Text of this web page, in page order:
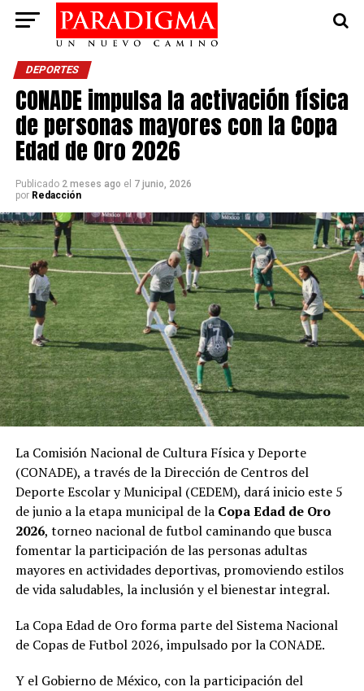
DEPORTES
CONADE impulsa la activación física
de personas mayores con la Copa
Edad de Oro 2026
Publicado 2 meses ago el 7 junio, 2026
por Redacción
La Comisión Nacional de Cultura Física y Deporte
(CONADE), a través de la Dirección de Centros del
Deporte Escolar y Municipal (CEDEM), dará inicio este 5
de junio a la etapa municipal de la Copa Edad de Oro
2026, torneo nacional de futbol caminando que busca
fomentar la participación de las personas adultas
mayores en actividades deportivas, promoviendo estilos
de vida saludables, la inclusión y el bienestar integral.
La Copa Edad de Oro forma parte del Sistema Nacional
de Copas de Futbol 2026, impulsado por la CONADE.
Y el Gobierno de México, con la participación del